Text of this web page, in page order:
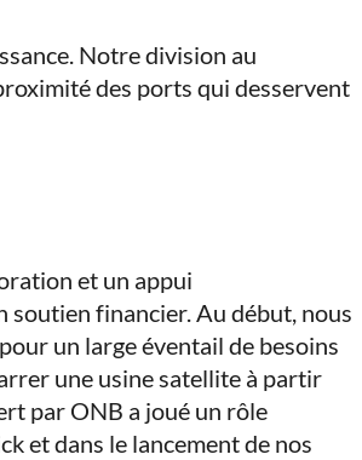
Notre division au
des ports qui desservent
et un appui
soutien financier. Au début, nous
un large éventail de besoins
une usine satellite à partir
par ONB a joué un rôle
et dans le lancement de nos